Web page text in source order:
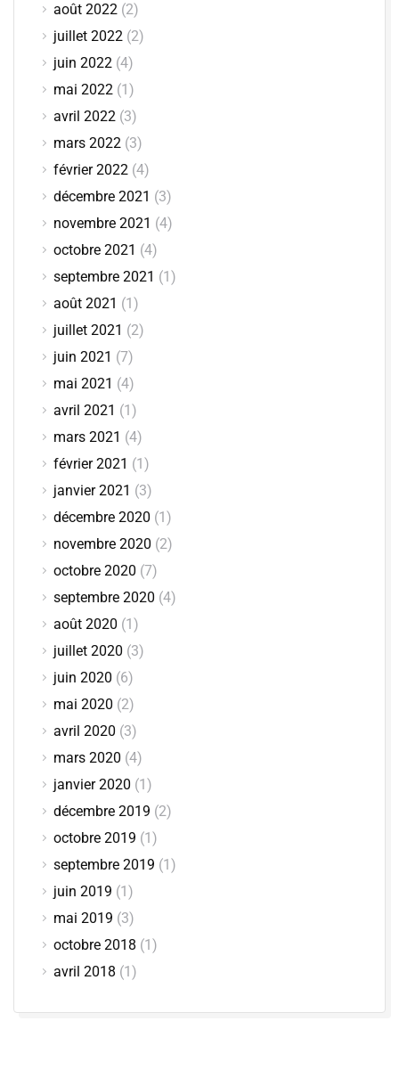
août 2022 (2)
juillet 2022 (2)
juin 2022 (4)
mai 2022 (1)
avril 2022 (3)
mars 2022 (3)
février 2022 (4)
décembre 2021 (3)
novembre 2021 (4)
octobre 2021 (4)
septembre 2021 (1)
août 2021 (1)
juillet 2021 (2)
juin 2021 (7)
mai 2021 (4)
avril 2021 (1)
mars 2021 (4)
février 2021 (1)
janvier 2021 (3)
décembre 2020 (1)
novembre 2020 (2)
octobre 2020 (7)
septembre 2020 (4)
août 2020 (1)
juillet 2020 (3)
juin 2020 (6)
mai 2020 (2)
avril 2020 (3)
mars 2020 (4)
janvier 2020 (1)
décembre 2019 (2)
octobre 2019 (1)
septembre 2019 (1)
juin 2019 (1)
mai 2019 (3)
octobre 2018 (1)
avril 2018 (1)